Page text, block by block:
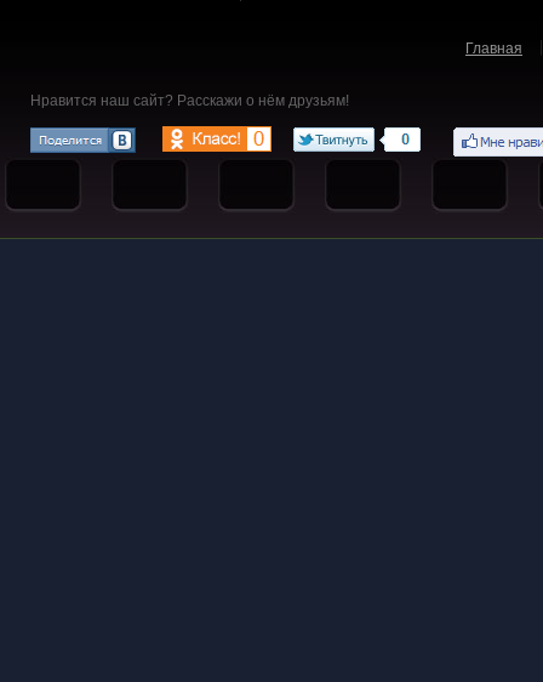
Главная
Нравится наш сайт? Расскажи о нём друзьям!